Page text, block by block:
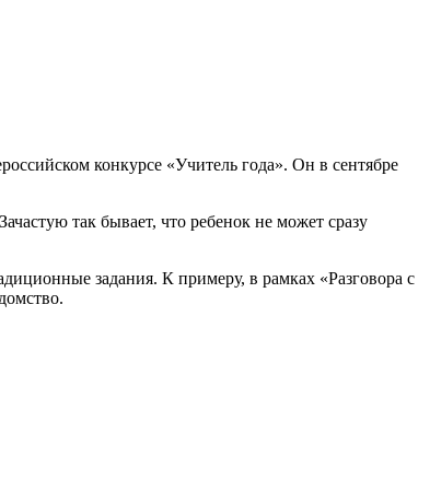
конкурсе «Учитель года». Он в сентябре
так бывает, что ребенок не может сразу
задания. К примеру, в рамках «Разговора с